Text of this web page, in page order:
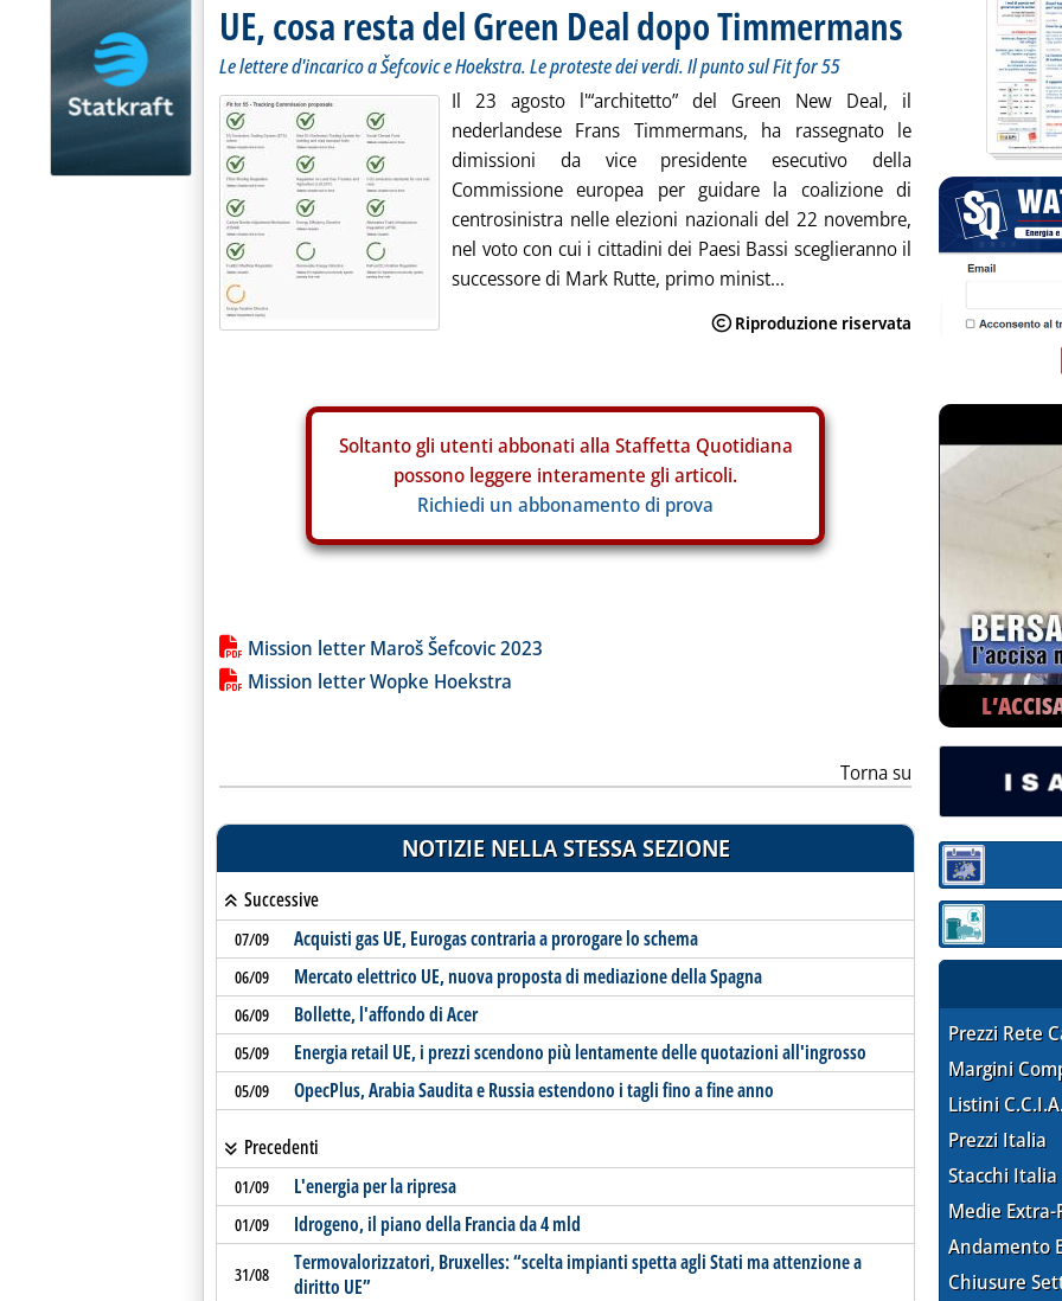
UE, cosa resta del Green Deal dopo Timmermans
Le lettere d'incarico a Šefcovic e Hoekstra. Le proteste dei verdi. Il punto sul Fit for 55
Il 23 agosto l'“architetto” del Green New Deal, il
nederlandese Frans Timmermans, ha rassegnato le
dimissioni da vice presidente esecutivo della
Commissione europea per guidare la coalizione di
centrosinistra nelle elezioni nazionali del 22 novembre,
nel voto con cui i cittadini dei Paesi Bassi sceglieranno il
successore di Mark Rutte, primo minist...
Soltanto gli utenti abbonati alla Staffetta Quotidiana
possono leggere interamente gli articoli.
Richiedi un abbonamento di prova
Lista allegati PDF alla notizia
Mission letter Maroš Šefcovic 2023
Mission letter Wopke Hoekstra
Torna su
NOTIZIE NELLA STESSA SEZIONE
Successive
07/09 Acquisti gas UE, Eurogas contraria a prorogare lo schema
06/09 Mercato elettrico UE, nuova proposta di mediazione della Spagna
06/09 Bollette, l'affondo di Acer
05/09 Energia retail UE, i prezzi scendono più lentamente delle quotazioni all'ingrosso
05/09 OpecPlus, Arabia Saudita e Russia estendono i tagli fino a fine anno
Precedenti
01/09 L'energia per la ripresa
01/09 Idrogeno, il piano della Francia da 4 mld
31/08
Termovalorizzatori, Bruxelles: “scelta impianti spetta agli Stati ma attenzione a
diritto UE”
Sezione:
Sezione:
Prezzi Rete
Margini
Listini
Prezzi Italia
Stacchi Italia
Medie Extra-
Andamento
Chiusure